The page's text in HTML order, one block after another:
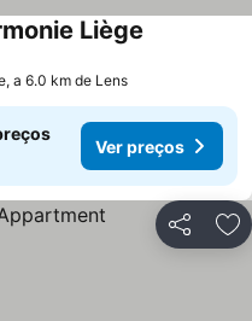
Liège
a 6.0 km de Lens
Ver preços
Partilhar